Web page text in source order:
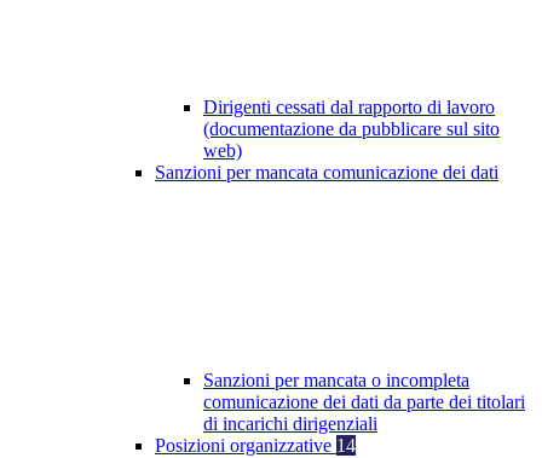
Dirigenti cessati dal rapporto di lavoro
(documentazione da pubblicare sul sito
web)
Sanzioni per mancata comunicazione dei dati
Sanzioni per mancata o incompleta
comunicazione dei dati da parte dei titolari
di incarichi dirigenziali
Posizioni organizzative 14